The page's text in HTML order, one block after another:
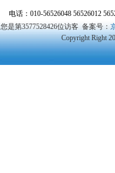
电话：010-56526048 56526012
您是第3577528426位访客 备案号：
Copyright Right